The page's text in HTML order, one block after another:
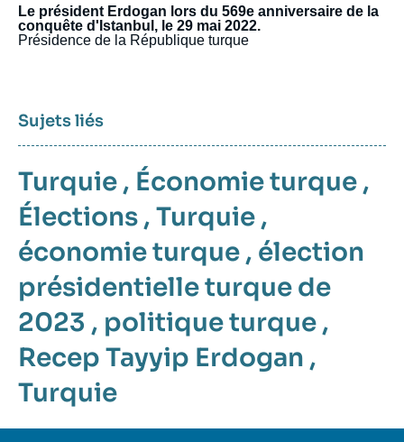
Le président Erdogan lors du 569e anniversaire de la
conquête d'Istanbul, le 29 mai 2022.
Présidence de la République turque
Sujets liés
Turquie , Économie turque ,
Élections , Turquie ,
économie turque , élection
présidentielle turque de
2023 , politique turque ,
Recep Tayyip Erdogan ,
Turquie